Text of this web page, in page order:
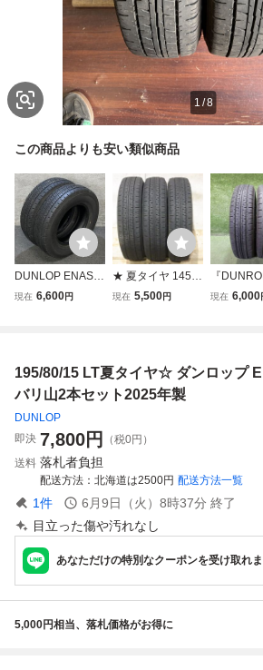
1/8
この商品よりも安い類似商品
DUNLOP ENASA
VE VAN01 195/80
現在 6,600円
★ 夏タイヤ 145/8
0R12 80/78N LT
イヤ 【 北海道発
個人宅OK 店頭OK
現在 5,500円
『
ンロップ
ヤ ノー
現在 6,000
195/80/15 LT夏タイヤ☆ ダンロップ
バリ山2本セット2025年製
DUNLOP
即決 7,800円
（税0円）
送料 落札者負担
配送方法 北海道は2500円 配送方法一覧
1件 6月9日（火）8時37分 終了
目立った傷や汚れなし
あなただけの特別なクーポンを受け取れ
5,000円相当、落札価格がお得に